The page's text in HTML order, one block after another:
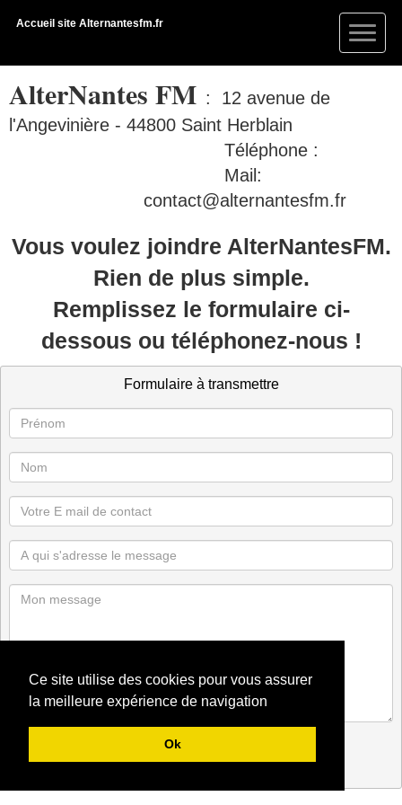
Ce site utilise des cookies pour vous assurer
la meilleure expérience de navigation
Ok
Accueil site Alternantesfm.fr
AlterNantes FM : 12 avenue de
l'Angevinière - 44800 Saint Herblain
Téléphone :
Mail:
contact@alternantesfm.fr
Vous voulez joindre AlterNantesFM.
Rien de plus simple.
Remplissez le formulaire ci-
dessous ou téléphonez-nous !
Formulaire à transmettre
Envoyer